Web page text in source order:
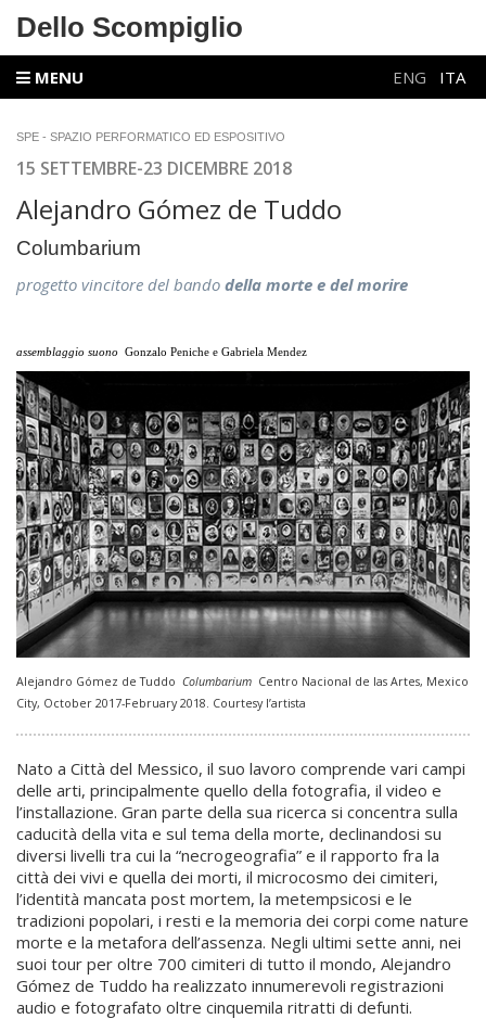
Dello Scompiglio
MENU ENG ITA
SPE - SPAZIO PERFORMATICO ED ESPOSITIVO
15 SETTEMBRE-23 DICEMBRE 2018
Alejandro Gómez de Tuddo
Columbarium
progetto vincitore del bando della morte e del morire
assemblaggio suono Gonzalo Peniche e Gabriela Mendez
Alejandro Gómez de Tuddo Columbarium Centro Nacional de las Artes, Mexico
City, October 2017-February 2018. Courtesy l’artista
Nato a Città del Messico, il suo lavoro comprende vari campi
delle arti, principalmente quello della fotografia, il video e
l’installazione. Gran parte della sua ricerca si concentra sulla
caducità della vita e sul tema della morte, declinandosi su
diversi livelli tra cui la “necrogeografia” e il rapporto fra la
città dei vivi e quella dei morti, il microcosmo dei cimiteri,
l’identità mancata post mortem, la metempsicosi e le
tradizioni popolari, i resti e la memoria dei corpi come nature
morte e la metafora dell’assenza. Negli ultimi sette anni, nei
suoi tour per oltre 700 cimiteri di tutto il mondo, Alejandro
Gómez de Tuddo ha realizzato innumerevoli registrazioni
audio e fotografato oltre cinquemila ritratti di defunti.